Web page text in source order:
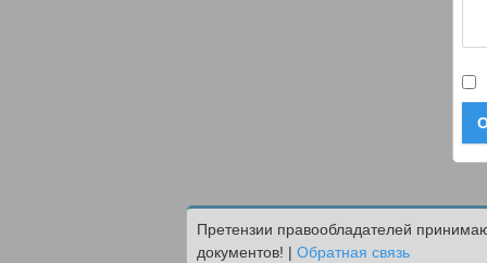
Претензии правообладателей
документов! | Обратная связь